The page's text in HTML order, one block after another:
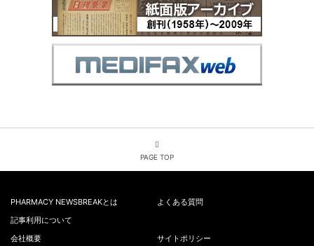
PAGE TOP
PHARMACY NEWSBREAKとは
よくある質問
記事利用について
会社概要
サイトポリシー